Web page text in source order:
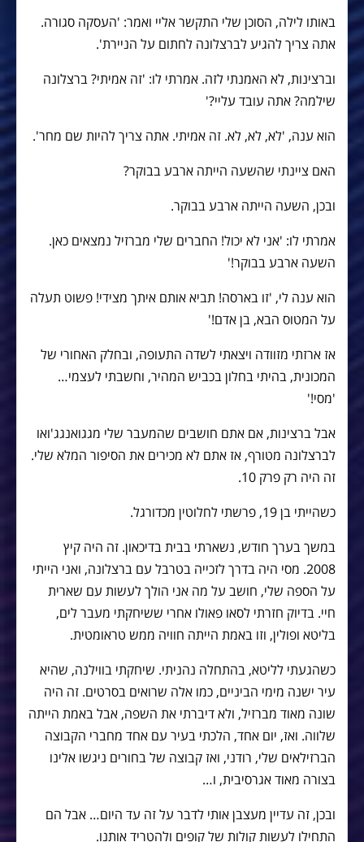
באותו לילה, הסוכן שלי התקשר אליי ואמר: 'העסקה סגורה.
אתה צריך להגיע לברצלונה לחתום על הניירת'.
וברצינות, לא האמנתי לזה. אמרתי לו: 'זה אמיתי? ברצלונה
שילמה? אתה עובד עליי?'
הוא ענה, 'לא, לא, לא. זה אמיתי. אתה צריך להיות שם מחר'.
האם ציינתי שהשעה הייתה ארבע בבוקר?
ובכן, השעה הייתה ארבע בבוקר.
אמרתי לו: 'אני לא יכול! החברים שלי מברזיל נמצאים כאן.
השעה ארבע בבוקר!'
הוא ענה לי, 'זו בארסה! תביא אותם איתך מצידי! פשוט תעלה
על המטוס הבא, בן אדם!'
אז ארזתי מזוודה ויצאתי לשדה התעופה, ובחלק האחורי של
המכונית, בהיתי בחלון בכביש המהיר, וחשבתי לעצמי…
'מסי!'
אבל ברצינות, אם אתם חושבים שהמעבר שלי מגגואנגג'ואו
לברצלונה מטורף, אז אתם לא מכירים את הסיפור המלא שלי.
זה היה רק פרק 10.
כשהייתי בן 19, פרשתי לחלוטין מכדורגל.
במשך בערך חודש, נשארתי בבית בדיכאון. זה היה קיץ
2008. מסי היה בדרך לזכייה בטרבל עם ברצלונה, ואני הייתי
על הספה שלי, חושב על מה אני הולך לעשות עם שארית
חיי. בדיוק חזרתי לסאו פאולו אחרי ששיחקתי מעבר לים,
בליטא ופולין, וזו באמת הייתה חוויה ממש טראומטית.
כשהגעתי לליטא, בהתחלה נהניתי. שיחקתי בווילנה, שהיא
עיר ישנה מימי הביניים, כמו אלה שרואים בסרטים. זה היה
שונה מאוד מברזיל, ולא דיברתי את השפה, אבל באמת הייתה
שלווה. ואז, יום אחד, הלכתי בעיר עם אחד מחברי הקבוצה
הברזילאים שלי, רודני, ואז קבוצה של בחורים ניגשו אלינו
בצורה מאוד אגרסיבית, ו…
ובכן, זה עדיין מעצבן אותי לדבר על זה עד היום… אבל הם
התחילו לעשות קולות של קופים ולהטריד אותנו.